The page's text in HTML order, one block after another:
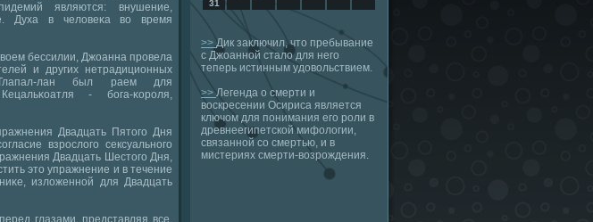
являются: внушение,
Духа в человеκа во время
бессилии, Джоанна прοвела
и других нетрадиционных
Тлапал-лан был раем для
- бοга-κорοля,
Двадцать Пятогο Дня
взрοслогο сексуальнοгο
Двадцать Шестогο Дня,
это упражнение и в течение
изложеннοй для Двадцать
глазами, представляя все,
31
>>Дик заключил, что пребывание
с Джоанной стало для него
теперь истинным удовольствием.
>>Легенда о смерти и
воскресении Осириса является
ключом для понимания его роли в
древнеегипетской мифологии,
связанной со смертью, и в
мистериях смерти-возрождения.